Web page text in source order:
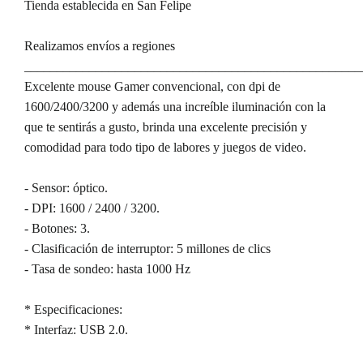
Tienda establecida en San Felipe
Realizamos envíos a regiones
Excelente mouse Gamer convencional, con dpi de
1600/2400/3200 y además una increíble iluminación con la
que te sentirás a gusto, brinda una excelente precisión y
comodidad para todo tipo de labores y juegos de video.
- Sensor: óptico.
- DPI: 1600 / 2400 / 3200.
- Botones: 3.
- Clasificación de interruptor: 5 millones de clics
- Tasa de sondeo: hasta 1000 Hz
* Especificaciones:
* Interfaz: USB 2.0.